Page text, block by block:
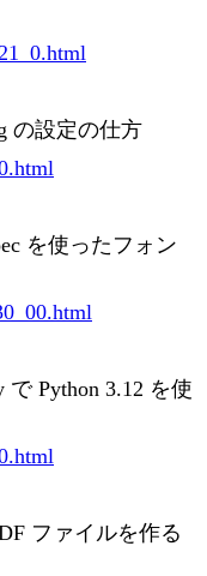
の設定の仕方
を使ったフォン
で Python 3.12 を使
ファイルを作る